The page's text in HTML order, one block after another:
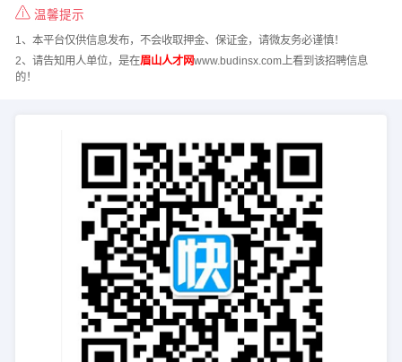
温馨提示
1、本平台仅供信息发布，不会收取押金、保证金，请微友务必谨慎！
2、请告知用人单位，是在眉山人才网www.budinsx.com上看到该招聘信息
的！